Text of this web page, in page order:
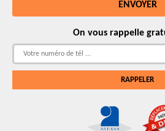
On vous rappelle